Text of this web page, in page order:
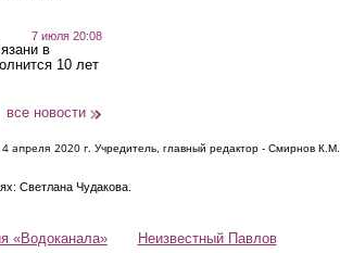
7 июля 20:08
в
10 лет
все новости
апреля 2020 г. Учредитель, главный редактор - Смирнов К.М.
Светлана Чудакова.
«Водоканала» Неизвестный Павлов